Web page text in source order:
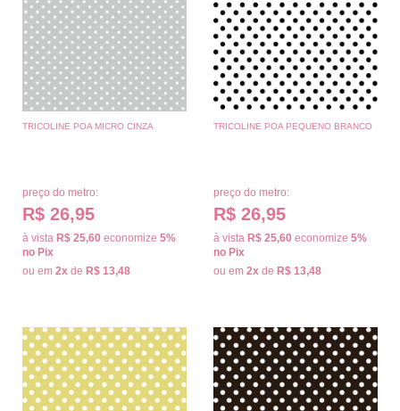
TRICOLINE POA MICRO CINZA
preço do metro:
R$ 26,95
à vista R$ 25,60 economize 5%
no Pix
ou em 2x de R$ 13,48
TRICOLINE POA PEQUENO BRANCO
preço do metro:
R$ 26,95
à vista R$ 25,60 economize 5%
no Pix
ou em 2x de R$ 13,48